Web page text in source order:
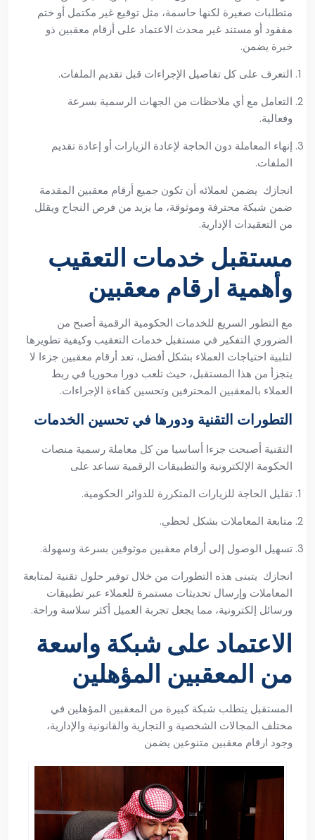
متطلبات صغيرة لكنها حاسمة، مثل توقيع غير مكتمل أو ختم
مفقود أو مستند غير محدث الاعتماد على أرقام معقبين ذو
خبرة يضمن.
التعرف على كل تفاصيل الإجراءات قبل تقديم الملفات.
التعامل مع أي ملاحظات من الجهات الرسمية بسرعة
وفعالية.
إنهاء المعاملة دون الحاجة لإعادة الزيارات أو إعادة تقديم
الملفات.
انجازك يضمن لعملائه أن تكون جميع أرقام معقبين المقدمة
ضمن شبكة محترفة وموثوقة، ما يزيد من فرص النجاح ويقلل
من التعقيدات الإدارية.
مستقبل خدمات التعقيب
وأهمية ارقام معقبين
مع التطور السريع للخدمات الحكومية الرقمية أصبح من
الضروري التفكير في مستقبل خدمات التعقيب وكيفية تطويرها
لتلبية احتياجات العملاء بشكل أفضل، تعد أرقام معقبين جزءا لا
يتجزأ من هذا المستقبل، حيث تلعب دورا محوريا في ربط
العملاء بالمعقبين المحترفين وتحسين كفاءة الإجراءات.
التطورات التقنية ودورها في تحسين الخدمات
التقنية أصبحت جزءا أساسيا من كل معاملة رسمية منصات
الحكومة الإلكترونية والتطبيقات الرقمية تساعد على
تقليل الحاجة للزيارات المتكررة للدوائر الحكومية.
متابعة المعاملات بشكل لحظي.
تسهيل الوصول إلى أرقام معقبين موثوقين بسرعة وسهولة.
انجازك يتبنى هذه التطورات من خلال توفير حلول تقنية لمتابعة
المعاملات وإرسال تحديثات مستمرة للعملاء عبر تطبيقات
ورسائل إلكترونية، مما يجعل تجربة العميل أكثر سلاسة وراحة.
الاعتماد على شبكة واسعة
من المعقبين المؤهلين
المستقبل يتطلب شبكة كبيرة من المعقبين المؤهلين في
مختلف المجالات الشخصية و التجارية والقانونية والإدارية،
وجود ارقام معقبين متنوعين يضمن